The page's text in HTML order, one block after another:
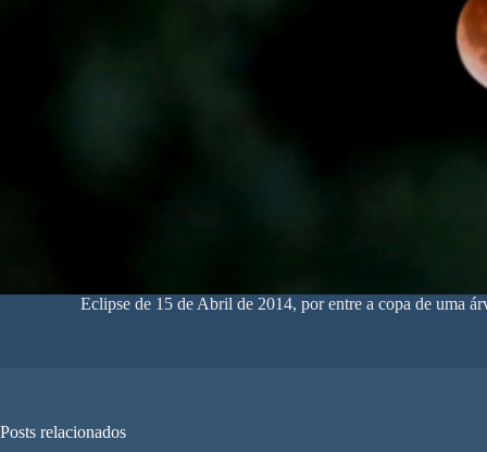
Eclipse de 15 de Abril de 2014, por entre a copa de uma
Posts relacionados